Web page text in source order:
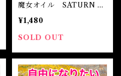
魔女オイル SATURN M
agical Oil
¥1,480
SOLD OUT